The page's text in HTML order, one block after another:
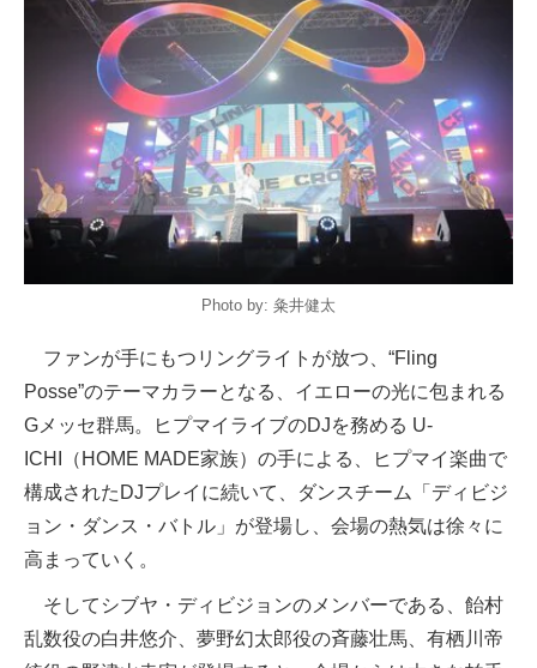
Photo by: 粂井健太
ファンが手にもつリングライトが放つ、“Fling
Posse”のテーマカラーとなる、イエローの光に包まれる
Gメッセ群馬。ヒプマイライブのDJを務める U-
ICHI（HOME MADE家族）の手による、ヒプマイ楽曲で
構成されたDJプレイに続いて、ダンスチーム「ディビジ
ョン・ダンス・バトル」が登場し、会場の熱気は徐々に
高まっていく。
そしてシブヤ・ディビジョンのメンバーである、飴村
乱数役の白井悠介、夢野幻太郎役の斉藤壮馬、有栖川帝